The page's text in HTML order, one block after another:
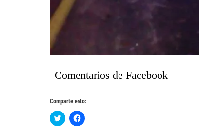
Comentarios de Facebook
Comparte esto:
Haz
clic
Haz
clic